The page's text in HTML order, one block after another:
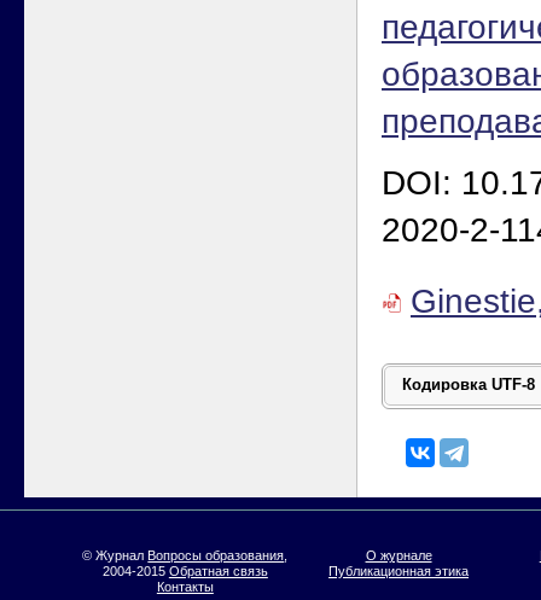
DOI:
2020-2-
© ЖурналВопросы образования
2004-2015 Обратная связь
О журнале
Публикационная этика
Контакты